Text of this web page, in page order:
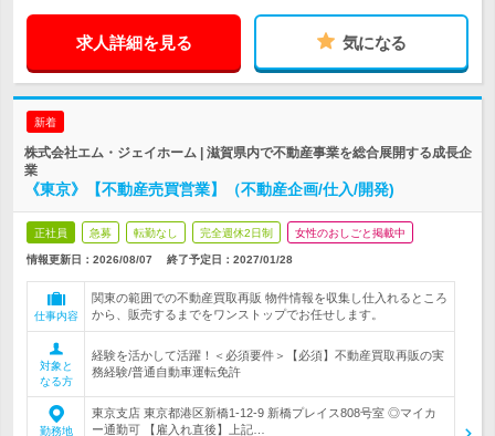
求人詳細を見る 気になる
新着
株式会社エム・ジェイホーム | 滋賀県内で不動産事業を総合展開する成長企
業
《東京》【不動産売買営業】（不動産企画/仕入/開発)
正社員 急募 転勤なし 完全週休2日制 女性のおしごと掲載中
情報更新日：2026/08/07 終了予定日： 2027/01/28
仕事内容
関東の範囲での不動産買取再販 物件情報を収集し仕入れるところ
から、販売するまでをワンストップでお任せします。
対象と
なる方
経験を活かして活躍！＜必須要件＞【必須】不動産買取再販の実
務経験/普通自動車運転免許
勤務地
東京支店 東京都港区新橋1-12-9 新橋プレイス808号室 ◎マイカ
ー通勤可 【雇入れ直後】上記…